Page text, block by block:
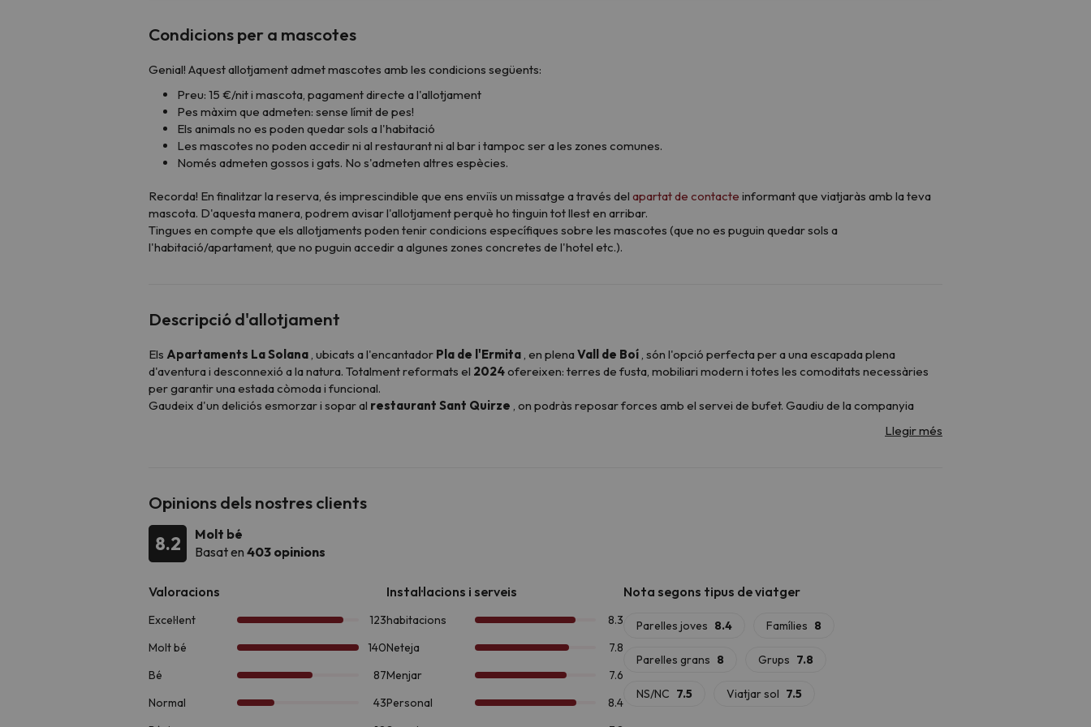
Condicions per a mascotes
Genial! Aquest allotjament admet mascotes amb les condicions següents:
Preu: 15 €/nit i mascota, pagament directe a l'allotjament
Pes màxim que admeten: sense límit de pes!
Els animals no es poden quedar sols a l'habitació
Les mascotes no poden accedir ni al restaurant ni al bar i tampoc ser a les zones comunes.
Només admeten gossos i gats. No s'admeten altres espècies.
Recorda! En finalitzar la reserva, és imprescindible que ens enviïs un missatge a través del apartat de contacte informant que viatjaràs amb la teva
mascota. D'aquesta manera, podrem avisar l'allotjament perquè ho tinguin tot llest en arribar.
Tingues en compte que els allotjaments poden tenir condicions específiques sobre les mascotes (que no es puguin quedar sols a
l'habitació/apartament, que no puguin accedir a algunes zones concretes de l'hotel etc.).
Els Apartaments La Solana , ubicats a l'encantador Pla de l'Ermita , en plenaVall de Boí , són l'opció perfecta per a una escapada plena
d'aventura i desconnexió a la natura. Totalment reformats el 2024ofereixen: terres de fusta, mobiliari modern i totes les comoditats necessàries
per garantir una estada còmoda i funcional.
Gaudeix d'un deliciós esmorzar i sopar al restaurant Sant Quirze , on podràs reposar forces amb el servei de bufet. Gaudiu de la companyia
convertible en llit, un sofà llit doble (tipus niu), taula i cadires.
Els
comptar amb un dormitori amb dos llits individuals o una zona de cabina amb llits individuals o de matrimoni.
dutxa. En arribar també trobaràs un kit de parament bàsic.
A l'hivern, gaudiu del'esquí o les raquetes de neu a Boí Taüll, a només 8,6 km. Si preferiu el senderisme, exploreu laRuta de la Marmota
Ruta dels Enamorats
aventurers, la zona ofereix activitats com ràfting, barranquisme i vies ferrades . I si t'apassiona la història, el
conjunt romànic de la Vall de Boí
, declarat
Patrimoni de la Humanitat per la UNESCO
, és una visita imprescindible.
Descripció d'allotjament
Opinions dels nostres clients
8.2
Molt bé
Basat en 403 opinions